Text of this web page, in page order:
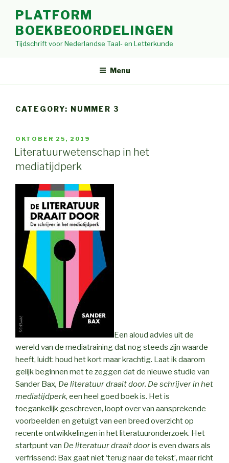
content
PLATFORM
BOEKBEOORDELINGEN
Tijdschrift voor Nederlandse Taal- en Letterkunde
Menu
CATEGORY: NUMMER 3
POSTED
ON
OKTOBER 25, 2019
Literatuurwetenschap in het
mediatijdperk
Een aloud advies uit de
wereld van de mediatraining dat nog steeds zijn waarde
heeft, luidt: houd het kort maar krachtig. Laat ik daarom
gelijk beginnen met te zeggen dat de nieuwe studie van
Sander Bax, De literatuur draait door. De schrijver in het
mediatijdperk, een heel goed boek is. Het is
toegankelijk geschreven, loopt over van aansprekende
voorbeelden en getuigt van een breed overzicht op
recente ontwikkelingen in het literatuuronderzoek. Het
startpunt van De literatuur draait dooris even dwars als
verfrissend: Bax gaat niet ‘terug naar de tekst’, maar richt